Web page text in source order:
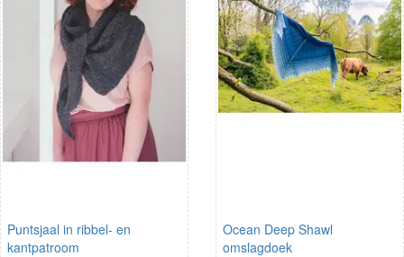
Puntsjaal in ribbel- en
kantpatroom
Ocean Deep Shawl
omslagdoek